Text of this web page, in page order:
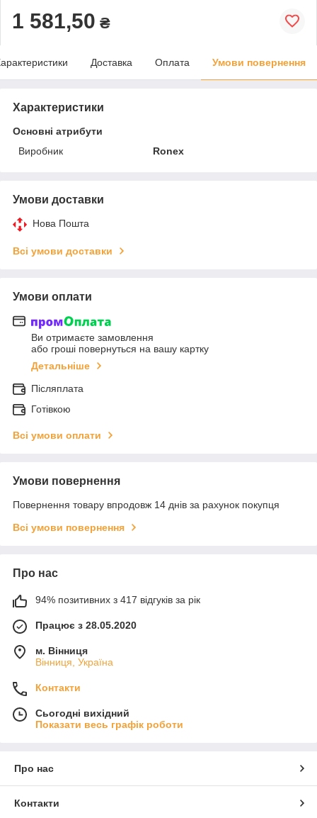
1 581,50 ₴
Доставка Оплата Умови повернення
Характеристики
Основні атрибути
Виробник
Ronex
Умови доставки
Нова Пошта
Всі умови доставки
Умови оплати
Ви отримаєте замовлення
або гроші повернуться на вашу картку
Детальніше
Післяплата
Готівкою
Всі умови оплати
Умови повернення
Повернення товару впродовж 14 днів за рахунок покупця
Всі умови повернення
Про нас
94% позитивних з 417 відгуків за рік
Працює з 28.05.2020
м. Вінниця
Вінниця, Україна
Контакти
Сьогодні вихідний
Показати весь графік роботи
Про нас
Контакти